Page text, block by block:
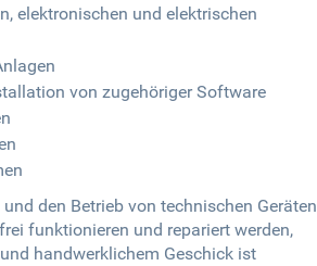
elektronischen und elektrischen
von zugehöriger Software
den Betrieb von technischen Geräten
funktionieren und repariert werden,
handwerklichem Geschick ist